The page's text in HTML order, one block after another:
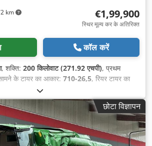
km €1,99,900
स्थिर मूल्य कर के अतिरिक्त
कॉल करें
, शक्ति: 200 किलोवाट (271.92 एचपी), प्रथम
के टायर का आकार: 710-26,5, रियर टायर का
11,870 कि.मी.
क्रेन,
छोटा विज्ञापन